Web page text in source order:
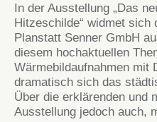
In der Ausstellung „Das
Hitzeschilde“ widmet
Planstatt Senner GmbH
diesem hochaktuellen
Wärmebildaufnahmen mit
dramatisch sich das
Über die erklärenden und
Ausstellung jedoch auch,